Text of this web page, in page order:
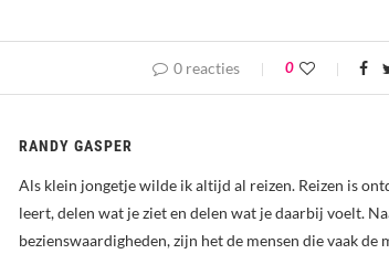
0 reacties 0
RANDY GASPER
Als klein jongetje wilde ik altijd al reizen. Reizen is
leert, delen wat je ziet en delen wat je daarbij voelt.
bezienswaardigheden, zijn het de mensen die vaak